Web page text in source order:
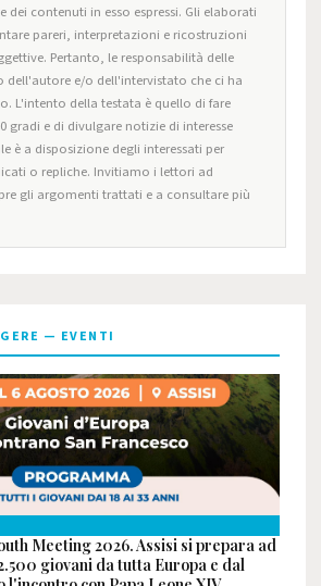
dei contenuti in esso espressi. Gli elaborati
pareri, interpretazioni e ricostruzioni
Pertanto, le responsabilità delle
dell'autore e/o dell'intervistato che ci ha
L'intento della testata è quello di fare
gradi e di divulgare notizie di interesse
è a disposizione degli interessati per
o repliche. Invitiamo i lettori ad
gli argomenti trattati e a consultare più
— EVENTI
Meeting 2026. Assisi si prepara ad
giovani da tutta Europa e dal